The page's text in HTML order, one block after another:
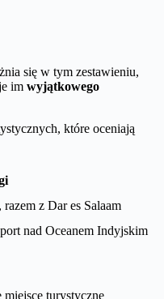
się w tym zestawieniu,
im wyjątkowego
które oceniają
z Dar es Salaam
nad Oceanem Indyjskim
turystyczne